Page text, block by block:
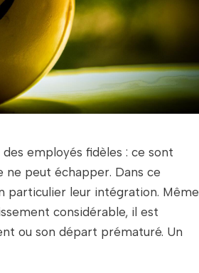
employés fidèles : ce sont
ne peut échapper. Dans ce
particulier leur intégration. Même
considérable, il est
ou son départ prématuré. Un